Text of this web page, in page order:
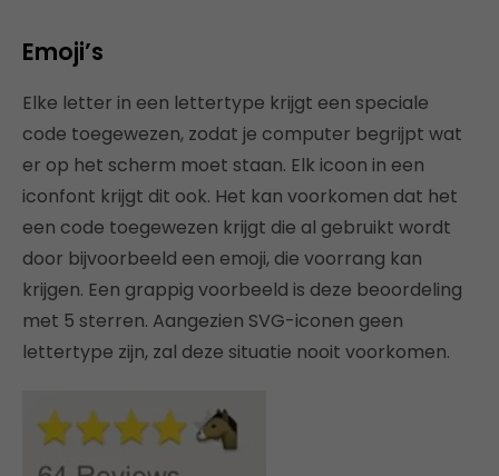
Emoji’s
Elke letter in een lettertype krijgt een speciale
code toegewezen, zodat je computer begrijpt wat
er op het scherm moet staan. Elk icoon in een
iconfont krijgt dit ook. Het kan voorkomen dat het
een code toegewezen krijgt die al gebruikt wordt
door bijvoorbeeld een emoji, die voorrang kan
krijgen. Een grappig voorbeeld is deze beoordeling
met 5 sterren. Aangezien SVG-iconen geen
lettertype zijn, zal deze situatie nooit voorkomen.